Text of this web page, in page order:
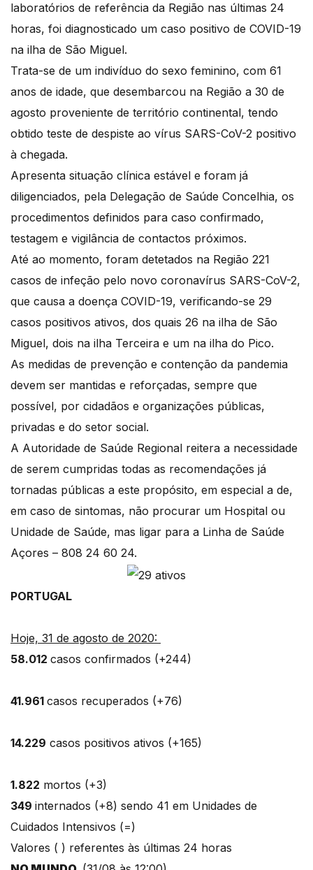
laboratórios de referência da Região nas últimas 24
horas, foi diagnosticado um caso positivo de COVID-19
na ilha de São Miguel.
Trata-se de um indivíduo do sexo feminino, com 61
anos de idade, que desembarcou na Região a 30 de
agosto proveniente de território continental, tendo
obtido teste de despiste ao vírus SARS-CoV-2 positivo
à chegada.
Apresenta situação clínica estável e foram já
diligenciados, pela Delegação de Saúde Concelhia, os
procedimentos definidos para caso confirmado,
testagem e vigilância de contactos próximos.
Até ao momento, foram detetados na Região 221
casos de infeção pelo novo coronavírus SARS-CoV-2,
que causa a doença COVID-19, verificando-se 29
casos positivos ativos, dos quais 26 na ilha de São
Miguel, dois na ilha Terceira e um na ilha do Pico.
As medidas de prevenção e contenção da pandemia
devem ser mantidas e reforçadas, sempre que
possível, por cidadãos e organizações públicas,
privadas e do setor social.
A Autoridade de Saúde Regional reitera a necessidade
de serem cumpridas todas as recomendações já
tornadas públicas a este propósito, em especial a de,
em caso de sintomas, não procurar um Hospital ou
Unidade de Saúde, mas ligar para a Linha de Saúde
Açores – 808 24 60 24.
PORTUGAL
Hoje, 31 de agosto de 2020:
58.012 casos confirmados (+244)
41.961 casos recuperados (+76)
14.229 casos positivos ativos (+165)
1.822 mortos (+3)
349 internados (+8) sendo 41 em Unidades de
Cuidados Intensivos (=)
Valores ( ) referentes às últimas 24 horas